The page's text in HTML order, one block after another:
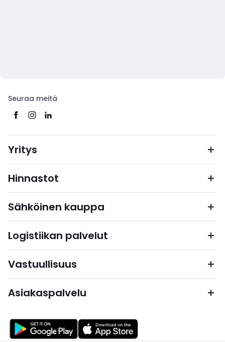
Seuraa meitä
Yritys
Hinnastot
Sähköinen kauppa
Logistiikan palvelut
Vastuullisuus
Asiakaspalvelu